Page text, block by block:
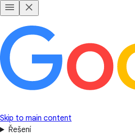
Skip to main content
Řešení